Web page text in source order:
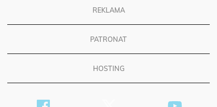
REKLAMA
PATRONAT
HOSTING